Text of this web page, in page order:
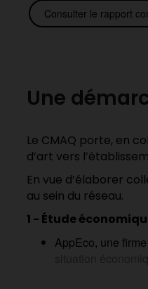
Consulter le rapport
Une
Le CMAQ porte, en
d’art vers
En vue d’élaborer
au sein du réseau.
1 - Étude
AppEco, une